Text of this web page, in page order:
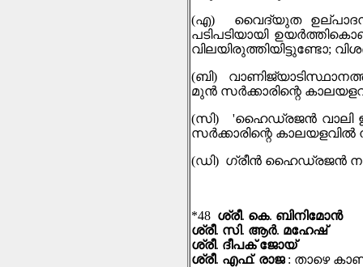
(എ) വൈദ്യുത
പടിപടിയായി
വിലയിരുത്തിയിട്ടുണ്ടോ;
(ബി)
മുൻ സര്‍ക്കാരിന്റെ
(സി) 'ഹൈഡ്രജൻ വാലി
സര്‍ക്കാരിന്റെ കാലയളവിൽ
(ഡി) ഗ്രീന്‍ ഹൈഡ്രജന്‍
*48 ശ്രീ. കെ. ബിനിമോൻ
ശ്രീ. സി. ആര്‍. മഹേഷ്
ശ്രീ. ദീപക് ജോയ്
ശ്രീ. എഫ്. രാജ : താഴെ